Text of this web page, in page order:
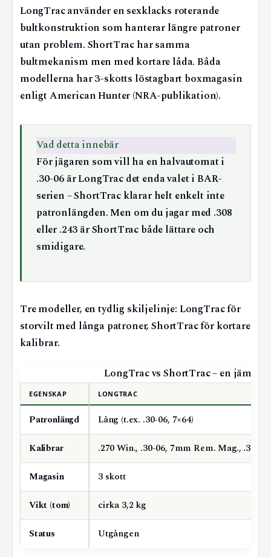
LongTrac använder en sexklacks roterande
bultkonstruktion som hanterar längre patroner
utan problem. ShortTrac har samma
bultmekanism men med kortare låda. Båda
modellerna har 3-skotts löstagbart boxmagasin
enligt American Hunter (NRA-publikation).
Vad detta innebär
För jägaren som vill ha en halvautomat i
.30-06 är LongTrac det enda valet i BAR-
serien – ShortTrac klarar helt enkelt inte
patronlängden. Men om du jagar med .308
eller .243 är ShortTrac både lättare och
smidigare.
Tre modeller, en tydlig skiljelinje: LongTrac för
storvilt med långa patroner, ShortTrac för kortare
kalibrar.
LongTrac vs ShortTrac – en
EGENSKAP LONGTRAC
Patronlängd Lång (t.ex. .30-06, 7×64)
Kalibrar .270 Win., .30-06, 7mm Rem. Mag., .300
Magasin 3 skott
Vikt (tom) cirka 3,2 kg
Status Utgången